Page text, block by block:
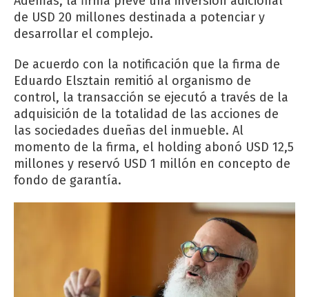
de USD 20 millones destinada a potenciar y
desarrollar el complejo.
De acuerdo con la notificación que la firma de
Eduardo Elsztain remitió al organismo de
control, la transacción se ejecutó a través de la
adquisición de la totalidad de las acciones de
las sociedades dueñas del inmueble. Al
momento de la firma, el holding abonó USD 12,5
millones y reservó USD 1 millón en concepto de
fondo de garantía.